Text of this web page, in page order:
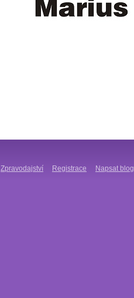
Zpravodajství Registrace Napsat blog